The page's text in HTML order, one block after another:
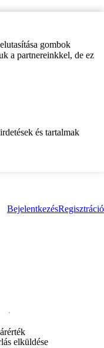
gombok
a partnereinkkel, de ez
és tartalmak
BejelentkezésRegisztráció
kosárérték
elküldése